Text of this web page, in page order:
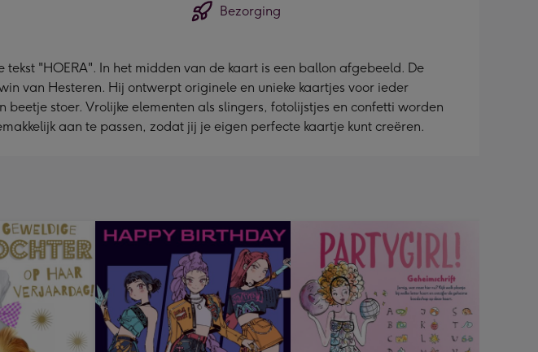
Bezorging
"HOERA". In het midden van de kaart is een ballon afgebeeld. De
van Hesteren. Hij ontwerpt originele en unieke kaartjes voor ieder
stoer. Vrolijke elementen als slingers, fotolijstjes en confetti worden
aan te passen, zodat jij je eigen perfecte kaartje kunt creëren.